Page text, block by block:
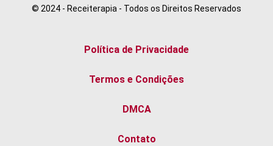
© 2024 - Receiterapia - Todos os Direitos Reservados
Contato
DMCA
Termos e Condições
Política de Privacidade